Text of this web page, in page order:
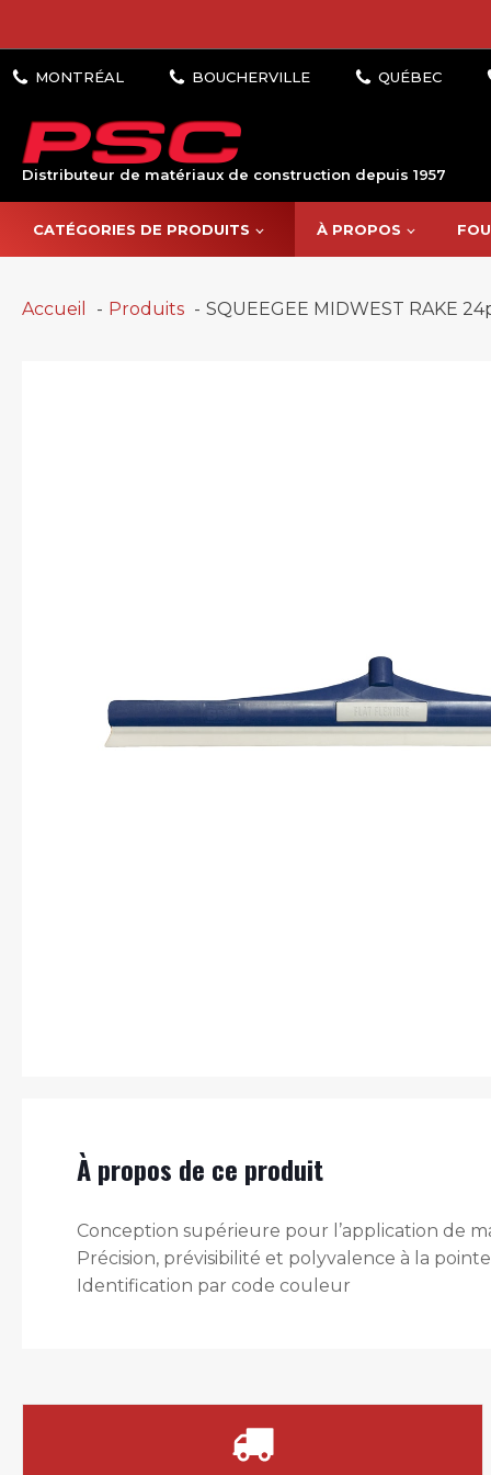
Distributeur de matériaux de construction depuis 1957
CATÉGORIES DE PRODUITS À PROPOS
Accueil Produits SQUEEGEE MIDWEST RAKE
À propos de ce produit
Conception supérieure pour l’application de
Précision, prévisibilité et polyvalence à la
Identification par code couleur